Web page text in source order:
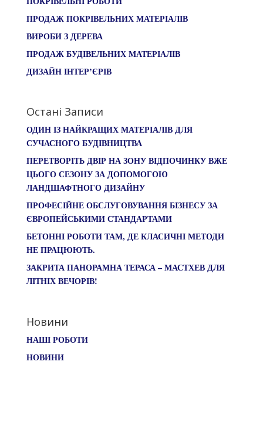
ПРОДАЖ ПОКРІВЕЛЬНИХ МАТЕРІАЛІВ
ВИРОБИ З ДЕРЕВА
ПРОДАЖ БУДІВЕЛЬНИХ МАТЕРІАЛІВ
ДИЗАЙН ІНТЕР’ЄРІВ
Остані Записи
ОДИН ІЗ НАЙКРАЩИХ МАТЕРІАЛІВ ДЛЯ
СУЧАСНОГО БУДІВНИЦТВА
ПЕРЕТВОРІТЬ ДВІР НА ЗОНУ ВІДПОЧИНКУ ВЖЕ
ЦЬОГО СЕЗОНУ ЗА ДОПОМОГОЮ
ЛАНДШАФТНОГО ДИЗАЙНУ
ПРОФЕСІЙНЕ ОБСЛУГОВУВАННЯ БІЗНЕСУ ЗА
ЄВРОПЕЙСЬКИМИ СТАНДАРТАМИ
БЕТОННІ РОБОТИ ТАМ, ДЕ КЛАСИЧНІ МЕТОДИ
НЕ ПРАЦЮЮТЬ.
ЗАКРИТА ПАНОРАМНА ТЕРАСА – МАСТХЕВ ДЛЯ
ЛІТНІХ ВЕЧОРІВ!
Новини
НАШІ РОБОТИ
НОВИНИ